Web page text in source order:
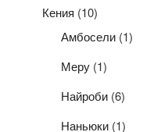
Кения (10)
Амбосели (1)
Меру (1)
Найроби (6)
Наньюки (1)